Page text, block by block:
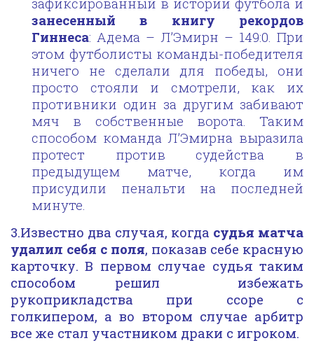
занесенный в книгу рекордов
Гиннеса: Адема – Л’Эмирн – 149:0. При
этом футболисты команды-победителя
ничего не сделали для победы, они
просто стояли и смотрели, как их
противники один за другим забивают
мяч в собственные ворота. Таким
способом команда Л’Эмирна выразила
протест против судейства в
предыдущем матче, когда им
присудили пенальти на последней
минуте.
3.Известно два случая, когда судья матча
удалил себя с поля, показав себе красную
карточку. В первом случае судья таким
способом решил избежать
рукоприкладства при ссоре с
голкипером, а во втором случае арбитр
все же стал участником драки с игроком.